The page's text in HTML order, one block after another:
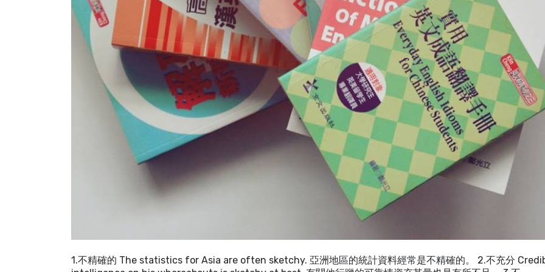
1.不精確的 The statistics for Asia are often sketchy. 亞洲地區的統計資料經常是不精確的。 2.不充分